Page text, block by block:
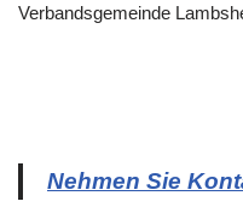
Verbandsgemeinde
Nehmen Sie